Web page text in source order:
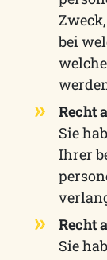
bei
Recht
Sie
Ihrer
Recht
Sie